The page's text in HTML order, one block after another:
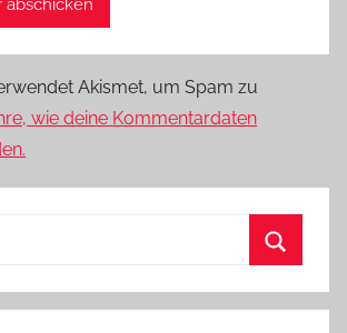
Akismet, um Spam zu
wie deine Kommentardaten